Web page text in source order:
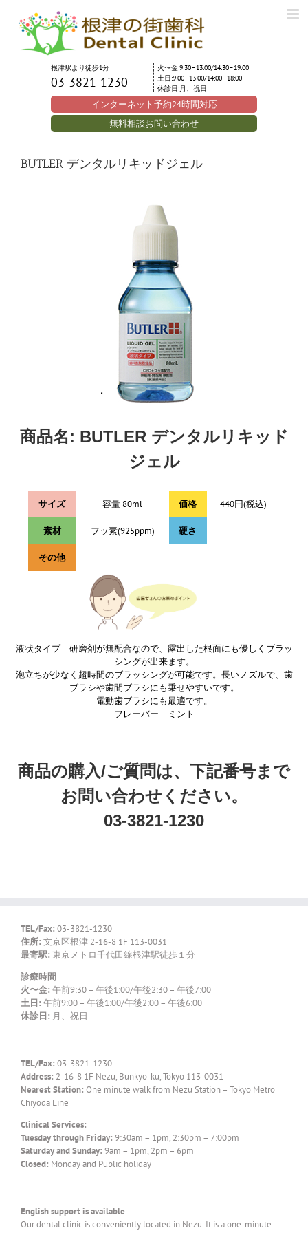
content
根津駅より徒歩1分
03-3821-1230
火〜金:9:30–13:00/14:30–19:00
土日:9:00–13:00/14:00–18:00
休診日:月、祝日
インターネット予約24時間対応
無料相談お問い合わせ
BUTLER デンタルリキッドジェル
商品名: BUTLER デンタルリキッド
ジェル
サイズ 容量 80ml 価格 440円(税込)
素材 フッ素(925ppm) 硬さ
その他
液状タイプ 研磨剤が無配合なので、露出した根面にも優しくブラッ
シングが出来ます。
泡立ちが少なく超時間のブラッシングが可能です。長いノズルで、歯
ブラシや歯間ブラシにも乗せやすいです。
電動歯ブラシにも最適です。
フレーバー ミント
商品の購入/ご質問は、下記番号まで
お問い合わせください。
03-3821-1230
TEL/Fax: 03-3821-1230
住所: 文京区根津 2-16-8 1F 113-0031
最寄駅: 東京メトロ千代田線根津駅徒歩１分
診療時間
火〜金: 午前9:30 – 午後1:00/午後2:30 – 午後7:00
土日: 午前9:00 – 午後1:00/午後2:00 – 午後6:00
休診日: 月、祝日
TEL/Fax: 03-3821-1230
Address: 2-16-8 1F Nezu, Bunkyo-ku, Tokyo 113-0031
Nearest Station: One minute walk from Nezu Station – Tokyo Metro
Chiyoda Line
Clinical Services:
Tuesday through Friday: 9:30am – 1pm, 2:30pm – 7:00pm
Saturday and Sunday: 9am – 1pm, 2pm – 6pm
Closed: Monday and Public holiday
English support is available
Our dental clinic is conveniently located in Nezu. It is a one-minute